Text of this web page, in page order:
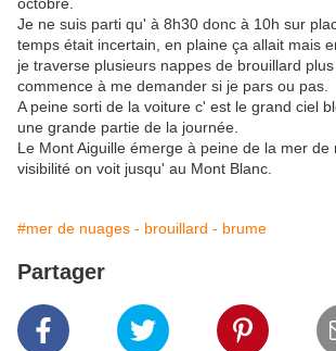
Je ne suis parti qu' à 8h30 donc à 10h sur
temps était incertain, en plaine ça allait mais
je traverse plusieurs nappes de brouillard
commence à me demander si je pars ou pas.
A peine sorti de la voiture c' est le grand ciel
une grande partie de la journée.
Le Mont Aiguille émerge à peine de la mer de
visibilité on voit jusqu' au Mont Blanc.
#mer de nuages - brouillard - brume
Partager